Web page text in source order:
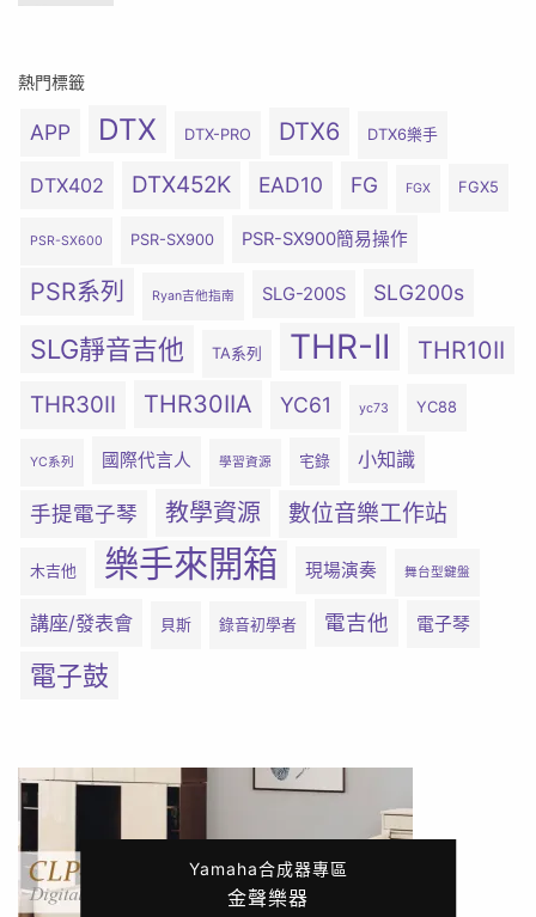
熱門標籤
APP DTX DTX-PRO DTX6 DTX6樂手
DTX402 DTX452K EAD10 FG FGX FGX5
PSR-SX600 PSR-SX900 PSR-SX900簡易操作
PSR系列 Ryan吉他指南 SLG-200S SLG200s
SLG靜音吉他 TA系列 THR-II THR10II
THR30II THR30IIA YC61 yc73 YC88
YC系列 國際代言人 學習資源 宅錄 小知識
手提電子琴 教學資源 數位音樂工作站
木吉他 樂手來開箱 現場演奏 舞台型鍵盤
講座/發表會 貝斯 錄音初學者 電吉他 電子琴
電子鼓
Yamaha合成器專區
金聲樂器